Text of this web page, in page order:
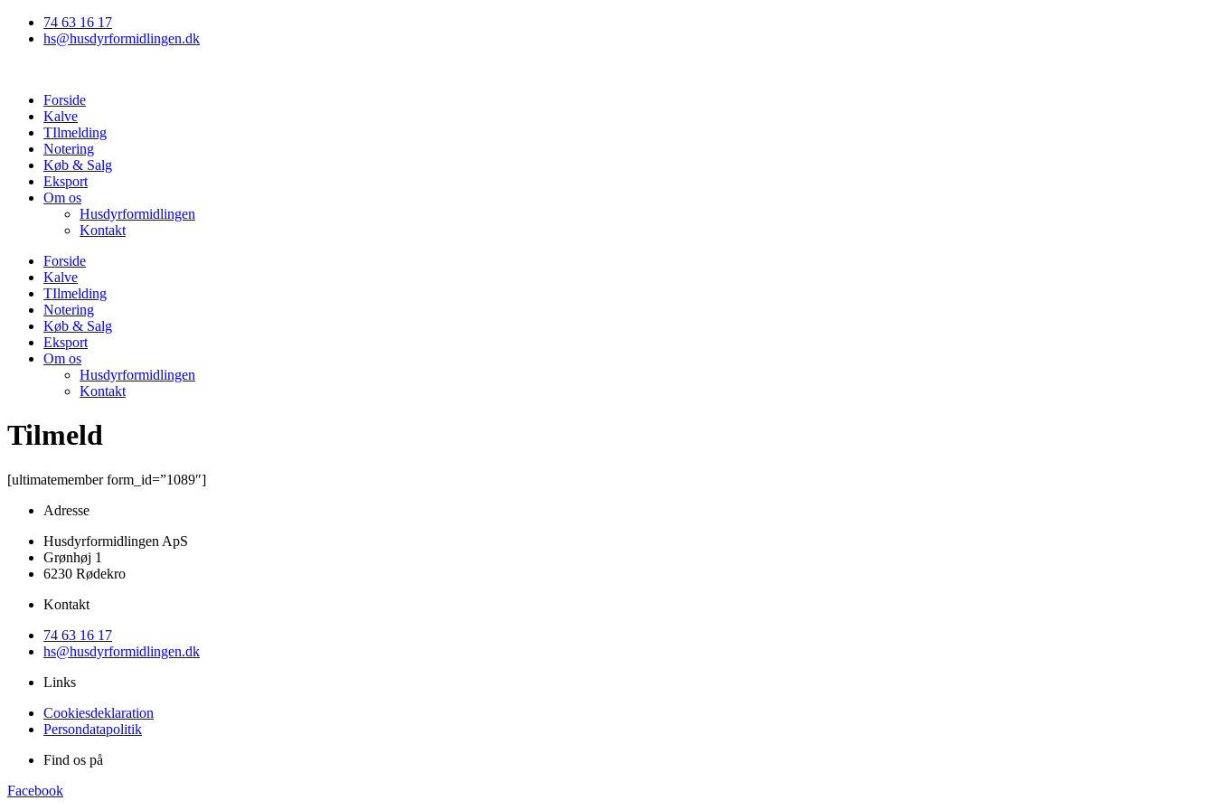
Videre 74 63 16 17
hs@husdyrformidlingen.dk
Forside
Kalve
TIlmelding
Notering
Køb & Salg
Eksport
Om os
Husdyrformidlingen
Kontakt
Forside
Kalve
TIlmelding
Notering
Køb & Salg
Eksport
Om os
Husdyrformidlingen
Kontakt
Tilmeld
[ultimatemember form_id=”1089″]
Adresse
Husdyrformidlingen ApS
Grønhøj 1
6230 Rødekro
Kontakt
74 63 16 17
hs@husdyrformidlingen.dk
Links
Cookiesdeklaration
Persondatapolitik
Find os på
Facebook